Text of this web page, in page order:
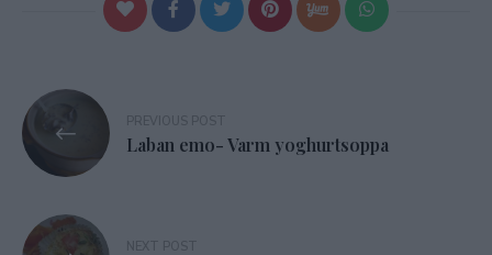
Inläggsnavigering
Laban emo- Varm yoghurtsoppa